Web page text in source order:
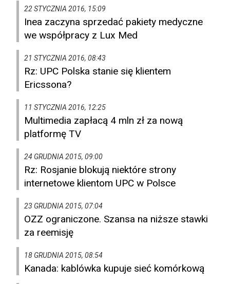
22 STYCZNIA 2016, 15:09
Inea zaczyna sprzedać pakiety medyczne
we współpracy z Lux Med
21 STYCZNIA 2016, 08:43
Rz: UPC Polska stanie się klientem
Ericssona?
11 STYCZNIA 2016, 12:25
Multimedia zapłacą 4 mln zł za nową
platformę TV
24 GRUDNIA 2015, 09:00
Rz: Rosjanie blokują niektóre strony
internetowe klientom UPC w Polsce
23 GRUDNIA 2015, 07:04
OZZ ograniczone. Szansa na niższe stawki
za reemisję
18 GRUDNIA 2015, 08:54
Kanada: kablówka kupuje sieć komórkową